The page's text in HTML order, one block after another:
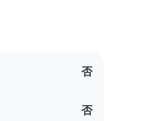
否
否